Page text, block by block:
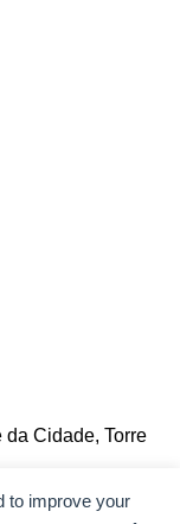
to improve your
Cidade, Torre
São Paulo, SP